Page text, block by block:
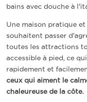
bains avec douche à
Une maison pratique
souhaitent passer
toutes les attractions
accessible à pied, ce
rapidement et
ceux qui aiment le
chaleureuse de la côte.